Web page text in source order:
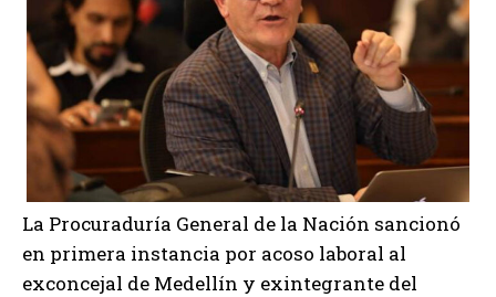
La Procuraduría General de la Nación sancionó
en primera instancia por acoso laboral al
exconcejal de Medellín y exintegrante del